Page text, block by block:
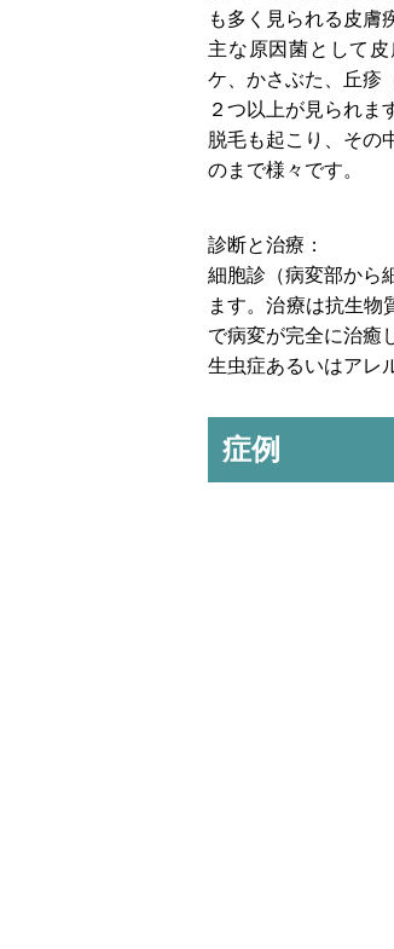
も多く見られる皮膚
主な原因菌として皮
ケ、かさぶた、丘疹
２つ以上が見られま
脱毛も起こり、その
のまで様々です。
診断と治療：
細胞診（病変部から
ます。治療は抗生物
で病変が完全に治癒
生虫症あるいはアレ
症例